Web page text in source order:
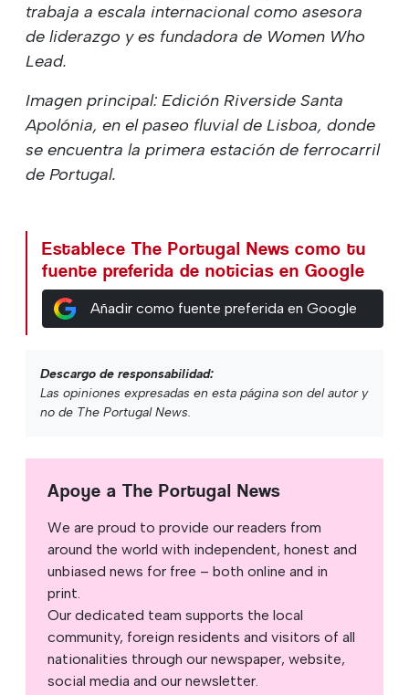
trabaja a escala internacional como asesora
de liderazgo y es fundadora de Women Who
Lead.
Imagen principal: Edición Riverside Santa
Apolónia, en el paseo fluvial de Lisboa, donde
se encuentra la primera estación de ferrocarril
de Portugal.
Establece The Portugal News como tu
fuente preferida de noticias en Google
Añadir como fuente preferida en Google
Descargo de responsabilidad:
Las opiniones expresadas en esta página son del autor y
no de The Portugal News.
Apoye a The Portugal News
We are proud to provide our readers from
around the world with independent, honest and
unbiased news for free – both online and in
print.
Our dedicated team supports the local
community, foreign residents and visitors of all
nationalities through our newspaper, website,
social media and our newsletter.